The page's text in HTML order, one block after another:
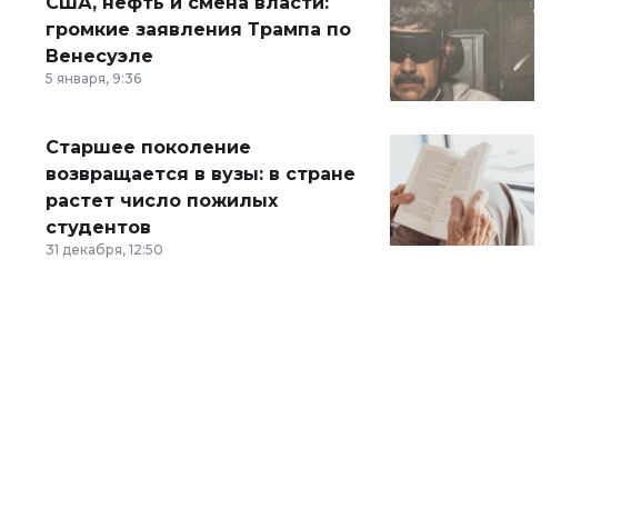
громкие заявления Трампа по
Венесуэле
5 января, 9:36
Старшее поколение
возвращается в вузы: в стране
растет число пожилых
студентов
31 декабря, 12:50